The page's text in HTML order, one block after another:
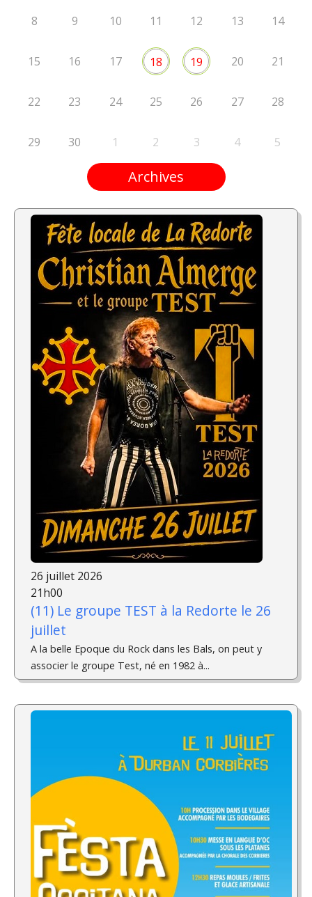
8 9 10 11 12 13 14
15 16 17 18 19 20 21
22 23 24 25 26 27 28
29 30 1 2 3 4 5
Archives
26 juillet 2026
21h00
(11) Le groupe TEST à la Redorte le 26
juillet
A la belle Epoque du Rock dans les Bals, on peut y
associer le groupe Test, né en 1982 à...